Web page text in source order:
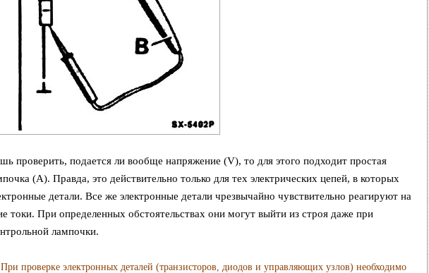
проверить, подается ли вообще напряжение (V), то для этого подходит простая
(А). Правда, это действительно только для тех электрических цепей, в которых
детали. Все же электронные детали чрезвычайно чувствительно реагируют на
токи. При определенных обстоятельствах они могут выйти из строя даже при
лампочки.
проверке электронных деталей (транзисторов, диодов и управляющих узлов) необходимо